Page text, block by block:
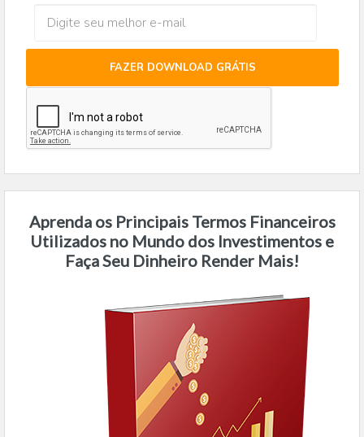
FAZER DOWNLOAD GRÁTIS
Aprenda os Principais Termos Financeiros
Utilizados no Mundo dos Investimentos e
Faça Seu Dinheiro Render Mais!